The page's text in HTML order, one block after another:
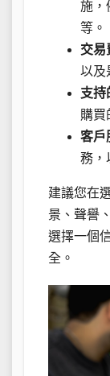
施，
等。
交易
以及
支持
購買
客戶
務，
建議您在
景、聲譽
選擇一個
全。